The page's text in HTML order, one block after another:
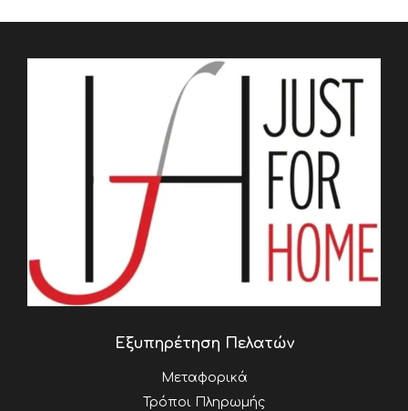
Εξυπηρέτηση Πελατών
Μεταφορικά
Τρόποι Πληρωμής